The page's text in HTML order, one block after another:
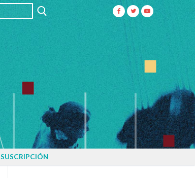
Buscar:
SUSCRIPCIÓN